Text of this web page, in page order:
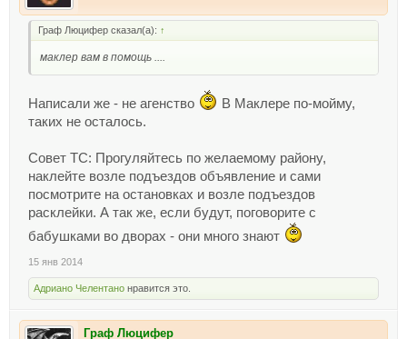
Граф Люцифер сказал(а): ↑
маклер вам в помощь ....
Написали же - не агенство
В Маклере по-мойму,
таких не осталось.
Совет ТС: Прогуляйтесь по желаемому району,
наклейте возле подъездов объявление и сами
посмотрите на остановках и возле подъездов
расклейки. А так же, если будут, поговорите с
бабушками во дворах - они много знают
15 янв 2014
Адриано Челентано нравится это.
Граф Люцифер